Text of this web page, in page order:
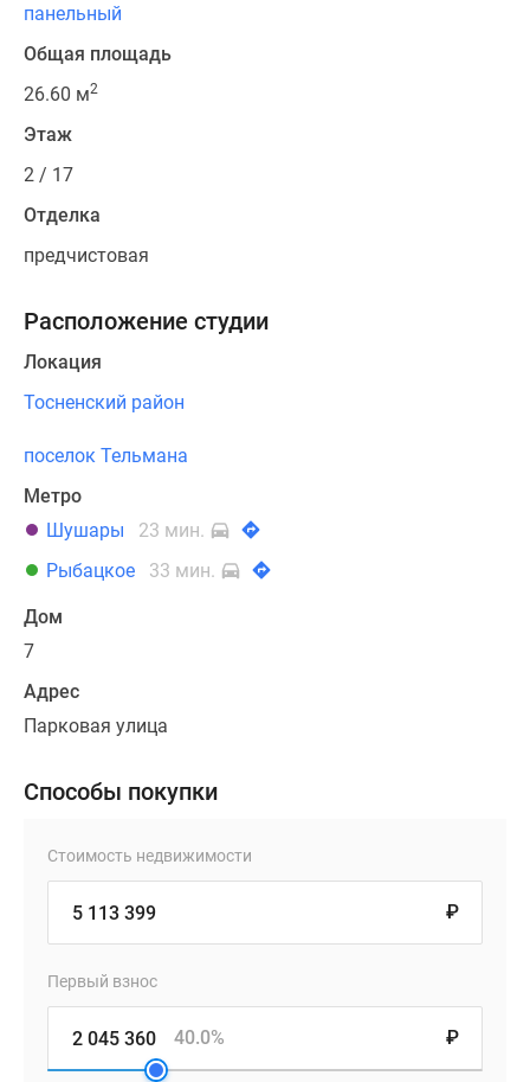
панельный
Общая площадь
26.60 м2
Этаж
2 / 17
Отделка
предчистовая
Расположение студии
Локация
Тосненский район
поселок Тельмана
Метро
Шушары
23 мин.
Рыбацкое
33 мин.
Дом
7
Адрес
Парковая улица
Способы покупки
Стоимость недвижимости
₽
Первый взнос
₽
40.0%